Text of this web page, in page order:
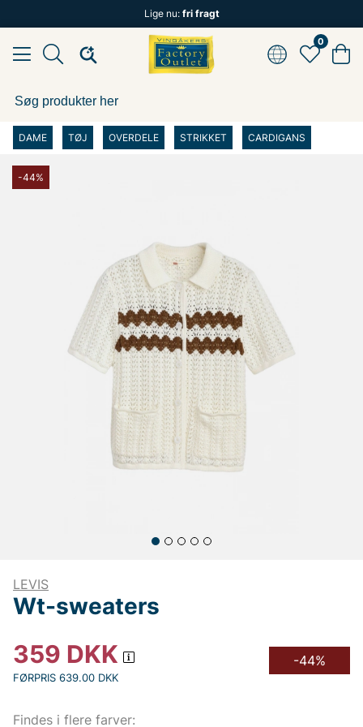
Lige nu: fri fragt
0
DAME TØJ OVERDELE STRIKKET CARDIGANS
-44%
LEVIS
Wt-sweaters
359 DKK
FØRPRIS 639.00 DKK
-44%
Findes i flere farver: